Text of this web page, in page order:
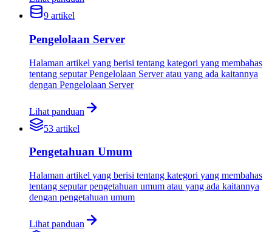
9 artikel
Pengelolaan Server
Halaman artikel yang berisi tentang kategori yang membahas
tentang seputar Pengelolaan Server atau yang ada kaitannya
dengan Pengelolaan Server
Lihat panduan
53 artikel
Pengetahuan Umum
Halaman artikel yang berisi tentang kategori yang membahas
tentang seputar pengetahuan umum atau yang ada kaitannya
dengan pengetahuan umum
Lihat panduan